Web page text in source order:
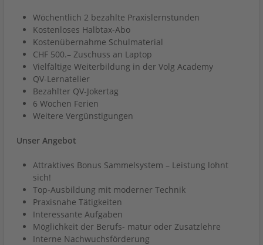
Wöchentlich 2 bezahlte Praxislernstunden
Kostenloses Halbtax-Abo
Kostenübernahme Schulmaterial
CHF 500.– Zuschuss an Laptop
Vielfältige Weiterbildung in der Volg Academy
QV-Lernatelier
Bezahlter QV-Jokertag
6 Wochen Ferien
Weitere Vergünstigungen
Unser Angebot
Attraktives Bonus Sammelsystem – Leistung lohnt
sich!
Top-Ausbildung mit moderner Technik
Praxisnahe Tätigkeiten
Interessante Aufgaben
Möglichkeit der Berufs- matur oder Zusatzlehre
Interne Nachwuchsförderung